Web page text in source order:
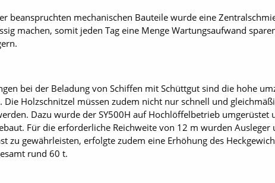
beanspruchten mechanischen Bauteile wurde eine
machen, somit jeden Tag eine Menge Wartungsaufwand
bei der Beladung von Schiffen mit Schüttgut sind die hohe
Die Holzschnitzel müssen zudem nicht nur schnell und
Dazu wurde der SY500H auf Hochlöffelbetrieb
Für die erforderliche Reichweite von 12 m wurden
zu gewährleisten, erfolgte zudem eine Erhöhung des
rund 60 t.